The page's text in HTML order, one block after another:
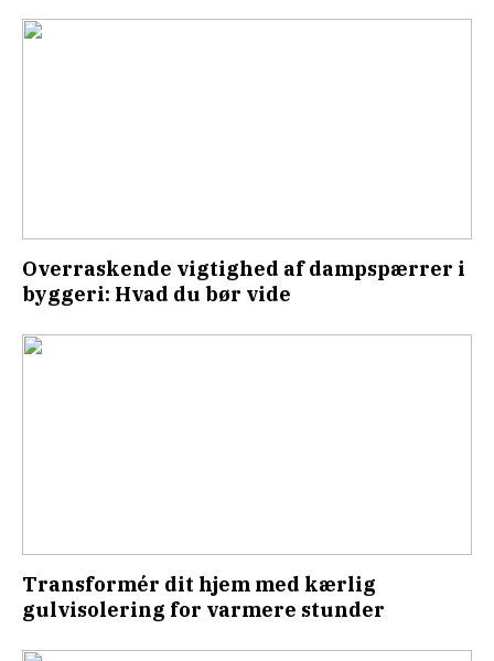
Overraskende vigtighed af dampspærrer i
byggeri: Hvad du bør vide
Transformér dit hjem med kærlig
gulvisolering for varmere stunder